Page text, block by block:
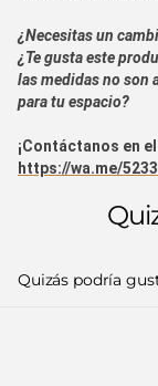
¿Necesitas un
¿Te gusta este
las medidas no son
para tu espacio?
¡Contáctanos en
https://wa.me/
Quizás podría